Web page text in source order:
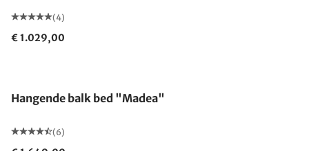
(4)
€ 1.029,00
Hangende balk bed "Madea"
(6)